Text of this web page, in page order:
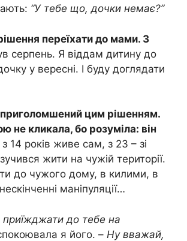
“У тебе що, дочки немає?”
переїхати до мами. З
серпень. Я віддам дитину до
у вересні. І буду доглядати
приголомшений цим рішенням.
не кликала, бо розуміла: він
з 14 років живе сам, з 23 – зі
жити на чужій території.
до чужого дому, в килими, в
маніпуляції…
до тебе на
я його. – Ну вважай,